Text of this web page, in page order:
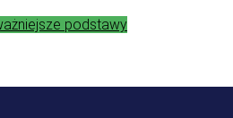
podstawy